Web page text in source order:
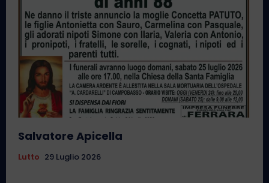
Salvatore Apicella
Lutto 29 Luglio 2026